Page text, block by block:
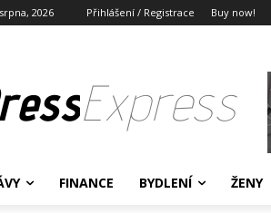
2026 Přihlášení / Registrace Buy now!
Express
FINANCE BYDLENÍ ŽENY